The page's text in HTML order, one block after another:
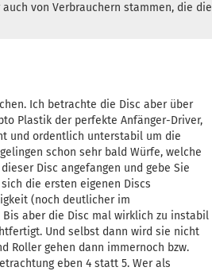
von Verbrauchern stammen, die die
Ich betrachte die Disc aber über
Plastik der perfekte Anfänger-Driver,
und ordentlich unterstabil um die
schon sehr bald Würfe, welche
Disc angefangen und gebe Sie
die ersten eigenen Discs
(noch deutlicher im
aber die Disc mal wirklich zu instabil
Und selbst dann wird sie nicht
Roller gehen dann immernoch bzw.
eben 4 statt 5. Wer als